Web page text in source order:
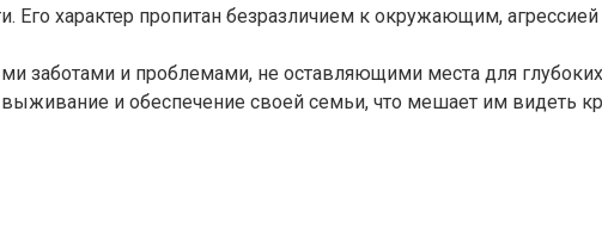
Его характер пропитан безразличием к окружающим,
заботами и проблемами, не оставляющими места для
и обеспечение своей семьи, что мешает им видеть